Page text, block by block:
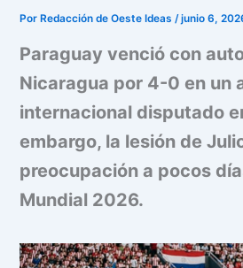
Por Redacción de Oeste Ideas/junio 6,
Paraguay venció con
Nicaragua por 4-0 en un
internacional disputado
embargo, la lesión de
preocupación a pocos
Mundial 2026.